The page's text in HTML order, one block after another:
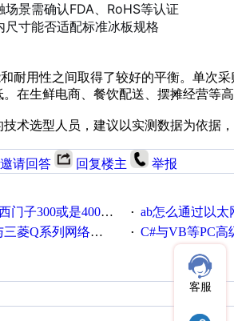
景需确认FDA、RoHS等认证
寸能否适配标准冰板规格
耐用性之间取得了较好的平衡。单次
在生鲜电商、餐饮配送、摆摊经营等
术选型人员，建议以实测数据为依据
邀请回答 回复楼主 举报
是400plc通信怎么想编写呀！ · ab怎么通过以太网
列网络通讯的源代码 · C#与VB等PC高级语言与
客服